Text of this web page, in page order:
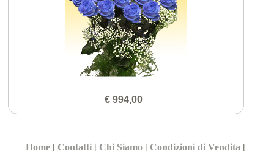
€ 994,00
Home | Contatti | Chi Siamo | Condizioni di Vendita |